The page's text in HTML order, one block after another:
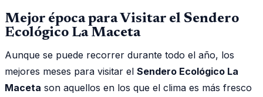
Mejor época para Visitar el Sendero
Ecológico La Maceta
Aunque se puede recorrer durante todo el año, los
mejores meses para visitar el Sendero Ecológico La
Maceta son aquellos en los que el clima es más fresco